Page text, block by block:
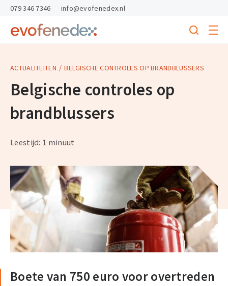
skipToContent
skipToFooter
Return
homepage
Search
menu
079 346 7346 info@evofenedex.nl
ACTUALITEITEN BELGISCHE CONTROLES OP BRANDBLUSSERS
Belgische controles op
brandblussers
Leestijd: 1 minuut
Boete van 750 euro voor overtreden